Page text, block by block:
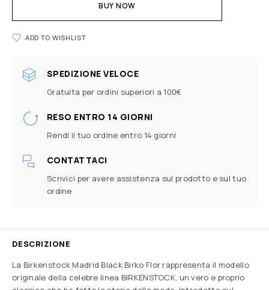
BUY NOW
ADD TO WISHLIST
SPEDIZIONE VELOCE
Gratuita per ordini superiori a 100€
RESO ENTRO 14 GIORNI
Rendi il tuo ordine entro 14 giorni
CONTATTACI
Scrivici per avere assistenza sul prodotto e sul tuo
ordine
DESCRIZIONE
La Birkenstock Madrid Black Birko Flor rappresenta il modello
originale della celebre linea BIRKENSTOCK, un vero e proprio